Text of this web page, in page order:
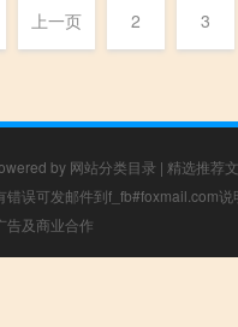
上一页 2 3
by 网站分类目录 | 精选推荐
误可发邮件到f_fb#foxmail.com
告及商业合作